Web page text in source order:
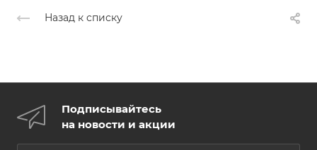
Назад к списку
Подписывайтесь
на новости и акции